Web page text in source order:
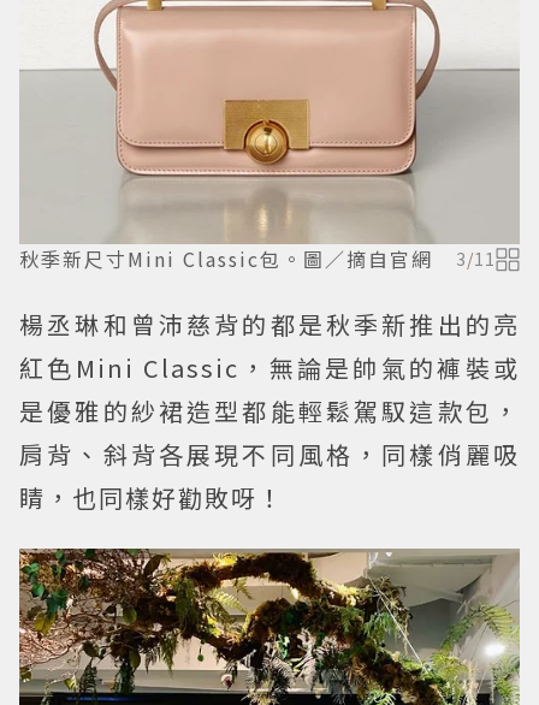
秋季新尺寸Mini Classic包。圖／摘自官網 3/11
楊丞琳和曾沛慈背的都是秋季新推出的亮
紅色Mini Classic，無論是帥氣的褲裝或
是優雅的紗裙造型都能輕鬆駕馭這款包，
肩背、斜背各展現不同風格，同樣俏麗吸
睛，也同樣好勸敗呀！